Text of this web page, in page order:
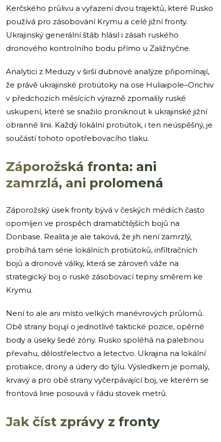
Kerčského průlivu a vyřazení dvou trajektů, které Rusko
používá pro zásobování Krymu a celé jižní fronty.
Ukrajinský generální štáb hlásil i zásah ruského
dronového kontrolního bodu přímo u Zaližnyčne.
Analytici z Meduzy v širší dubnové analýze připomínají,
že právě ukrajinské protiútoky na ose Huliaipole–Orichiv
v předchozích měsících výrazně zpomalily ruské
uskupení, které se snažilo proniknout k ukrajinské jižní
obranné linii. Každý lokální protiútok, i ten neúspěšný, je
součástí tohoto opotřebovacího tlaku.
Záporožská fronta: ani
zamrzlá, ani prolomená
Záporožský úsek fronty bývá v českých médiích často
opomíjen ve prospěch dramatičtějších bojů na
Donbase. Realita je ale taková, že jih není zamrzlý,
probíhá tam série lokálních protiútoků, infiltračních
bojů a dronové války, která se zároveň váže na
strategický boj o ruské zásobovací tepny směrem ke
Krymu.
Není to ale ani místo velkých manévrových průlomů.
Obě strany bojují o jednotlivé taktické pozice, opěrné
body a úseky šedé zóny. Rusko spoléhá na palebnou
převahu, dělostřelectvo a letectvo. Ukrajina na lokální
protiakce, drony a údery do týlu. Výsledkem je pomalý,
krvavý a pro obě strany vyčerpávající boj, ve kterém se
frontová linie posouvá v řádu stovek metrů.
Jak číst zprávy z fronty